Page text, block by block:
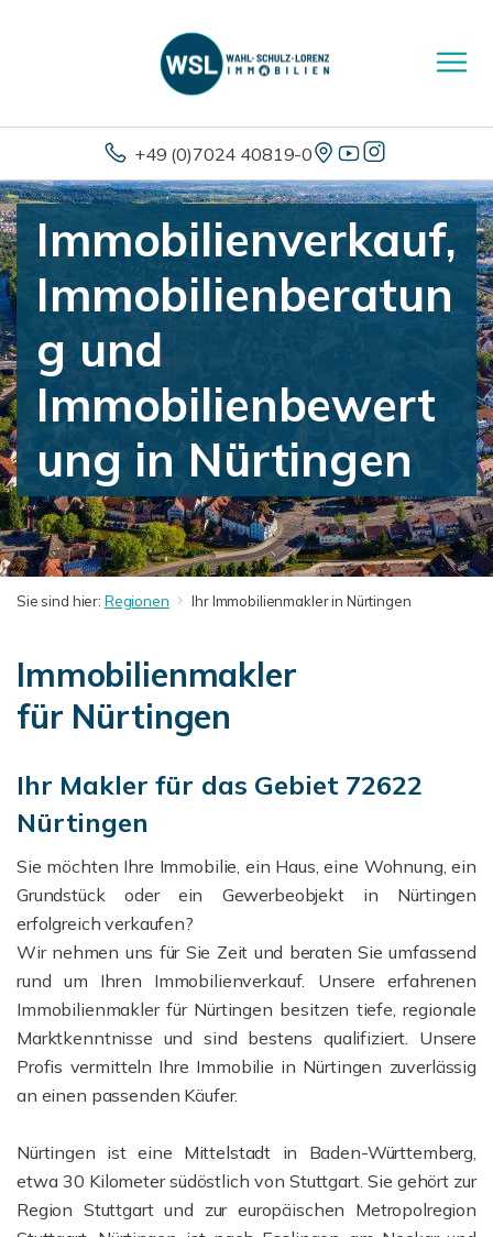
+49 (0)7024 40819-0
Immobilienverkauf,
Immobilienberatun
g und
Immobilienbewert
ung in Nürtingen
Sie sind hier: Regionen Ihr Immobilienmakler in Nürtingen
Immobilienmakler
für Nürtingen
Ihr Makler für das Gebiet 72622
Nürtingen
Sie möchten Ihre Immobilie, ein Haus, eine Wohnung, ein
Grundstück oder ein Gewerbeobjekt in Nürtingen
erfolgreich verkaufen?
Wir nehmen uns für Sie Zeit und beraten Sie umfassend
rund um Ihren Immobilienverkauf. Unsere erfahrenen
Immobilienmakler für Nürtingen besitzen tiefe, regionale
Marktkenntnisse und sind bestens qualifiziert. Unsere
Profis vermitteln Ihre Immobilie in Nürtingen zuverlässig
an einen passenden Käufer.
Nürtingen ist eine Mittelstadt in Baden-Württemberg,
etwa 30 Kilometer südöstlich von Stuttgart. Sie gehört zur
Region Stuttgart und zur europäischen Metropolregion